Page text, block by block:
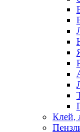
Клей,